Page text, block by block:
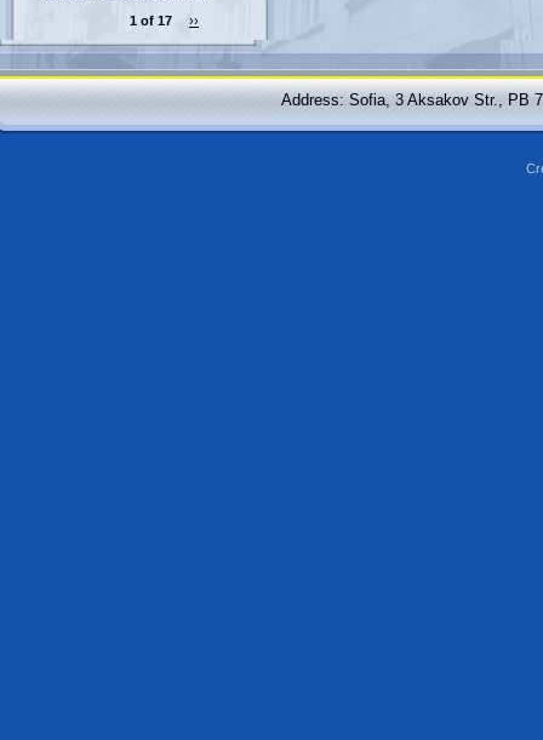
1 of 17
››
Address: Sofia, 3 Aksakov Str., PB